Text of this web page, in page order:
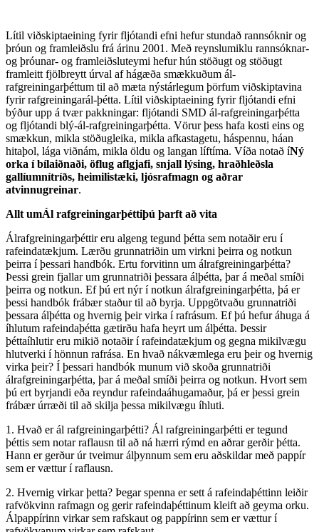
Lítil viðskiptaeining fyrir fljótandi efni hefur stundað rannsóknir og
þróun og framleiðslu frá árinu 2001. Með reynslumiklu rannsóknar-
og þróunar- og framleiðsluteymi hefur hún stöðugt og stöðugt
framleitt fjölbreytt úrval af hágæða smækkuðum ál-
rafgreiningarþéttum til að mæta nýstárlegum þörfum viðskiptavina
fyrir rafgreiningarál-þétta. Lítil viðskiptaeining fyrir fljótandi efni
býður upp á tvær pakkningar: fljótandi SMD ál-rafgreiningarþétta
og fljótandi blý-ál-rafgreiningarþétta. Vörur þess hafa kosti eins og
smækkun, mikla stöðugleika, mikla afkastagetu, háspennu, háan
hitaþol, lága viðnám, mikla öldu og langan líftíma. Víða notað íNý
orka í bílaiðnaði, öflug aflgjafi, snjall lýsing, hraðhleðsla
gallíumnítríðs, heimilistæki, ljósrafmagn og aðrar
atvinnugreinar.
Allt umÁl rafgreiningarþéttiþú þarft að vita
Álrafgreiningarþéttir eru algeng tegund þétta sem notaðir eru í
rafeindatækjum. Lærðu grunnatriðin um virkni þeirra og notkun
þeirra í þessari handbók. Ertu forvitinn um álrafgreiningarþétta?
Þessi grein fjallar um grunnatriði þessara álþétta, þar á meðal smíði
þeirra og notkun. Ef þú ert nýr í notkun álrafgreiningarþétta, þá er
þessi handbók frábær staður til að byrja. Uppgötvaðu grunnatriði
þessara álþétta og hvernig þeir virka í rafrásum. Ef þú hefur áhuga á
íhlutum rafeindaþétta gætirðu hafa heyrt um álþétta. Þessir
þéttaíhlutir eru mikið notaðir í rafeindatækjum og gegna mikilvægu
hlutverki í hönnun rafrása. En hvað nákvæmlega eru þeir og hvernig
virka þeir? Í þessari handbók munum við skoða grunnatriði
álrafgreiningarþétta, þar á meðal smíði þeirra og notkun. Hvort sem
þú ert byrjandi eða reyndur rafeindaáhugamaður, þá er þessi grein
frábær úrræði til að skilja þessa mikilvægu íhluti.
1. Hvað er ál rafgreiningarþétti? Ál rafgreiningarþétti er tegund
þéttis sem notar raflausn til að ná hærri rýmd en aðrar gerðir þétta.
Hann er gerður úr tveimur álþynnum sem eru aðskildar með pappír
sem er vættur í raflausn.
2. Hvernig virkar þetta? Þegar spenna er sett á rafeindaþéttinn leiðir
rafvökvinn rafmagn og gerir rafeindaþéttinum kleift að geyma orku.
Álpappírinn virkar sem rafskaut og pappírinn sem er vættur í